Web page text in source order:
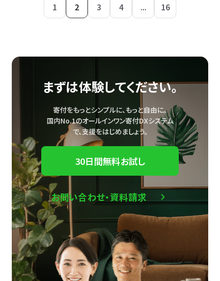
1 2 3 4 ... 16
まずは体験してください。
寄付をもっとシンプルに、もっと自由に。
国内No.1のオールインワン寄付DXシステム
で、支援をはじめましょう。
30日間無料お試し
お問い合わせ・資料請求